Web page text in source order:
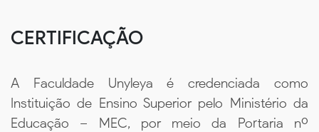
CERTIFICAÇÃO
A Faculdade Unyleya é credenciada como
Instituição de Ensino Superior pelo Ministério da
Educação – MEC, por meio da Portaria nº